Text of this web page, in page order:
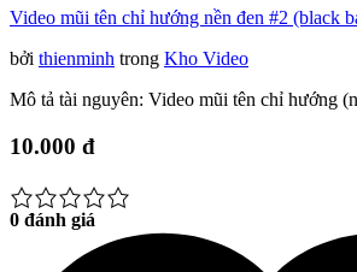
Video mũi tên chỉ hướng nền đen #2 (black
bởi thienminh trong Kho Video
Mô tả tài nguyên: Video mũi tên chỉ hướng
10.000 đ
0 đánh giá